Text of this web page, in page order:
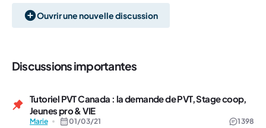
Ouvrir une nouvelle discussion
Discussions importantes
Tutoriel PVT Canada : la demande de PVT, Stage coop,
Jeunes pro & VIE
Marie 01/03/21 1 398